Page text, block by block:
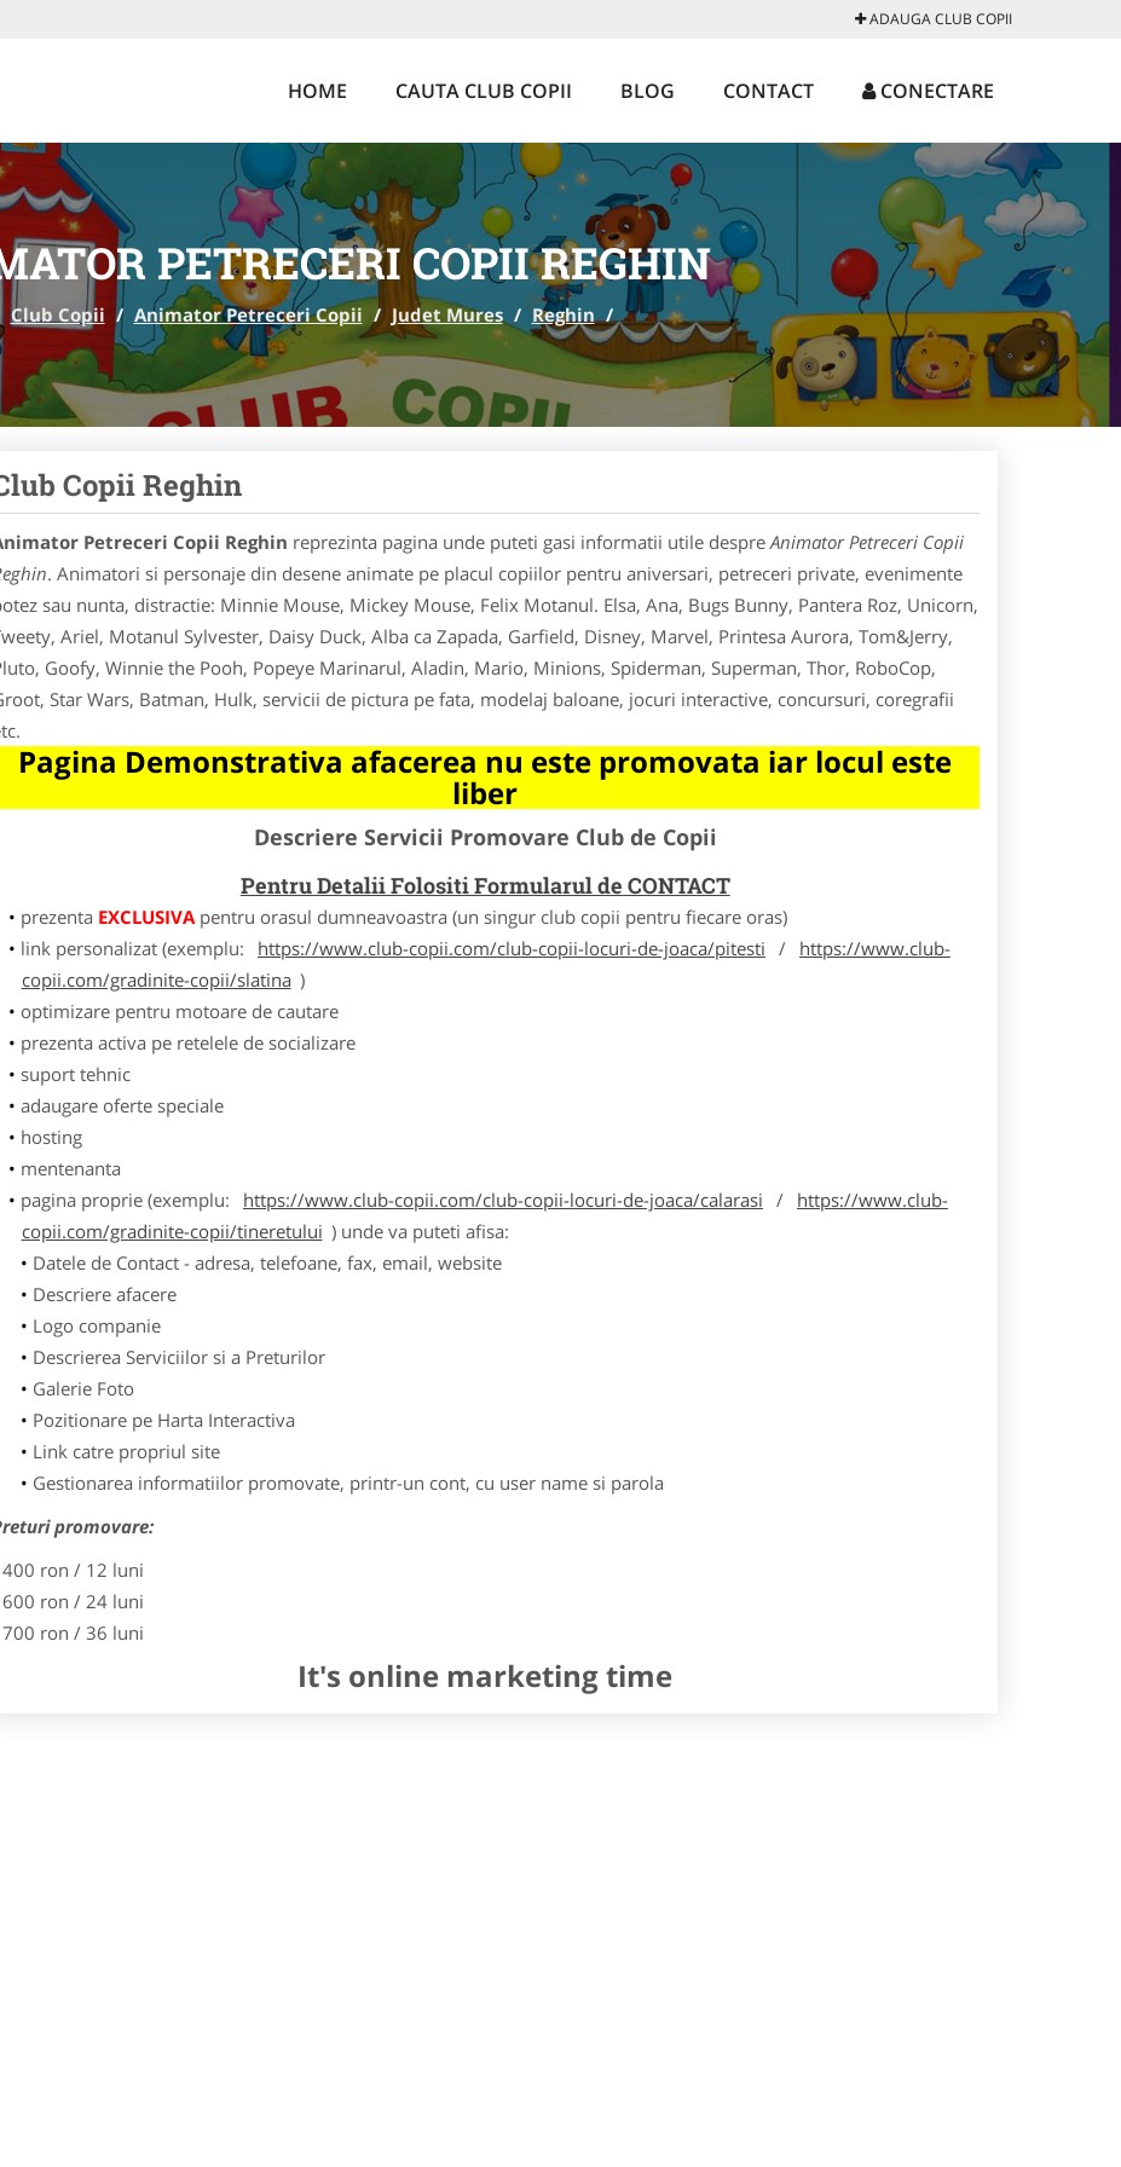
ADAUGA CLUB COPII
HOME CAUTA CLUB COPII BLOG CONTACT CONECTARE
PETRECERI COPII REGHIN
Club Copii / Animator Petreceri Copii / Judet Mures / Reghin /
Copii Reghin
Petreceri Copii Reghin reprezinta pagina unde puteti gasi informatii utile despreAnimator Petreceri Copii
. Animatori si personaje din desene animate pe placul copiilor pentru aniversari, petreceri private, evenimente
sau nunta, distractie: Minnie Mouse, Mickey Mouse, Felix Motanul. Elsa, Ana, Bugs Bunny, Pantera Roz, Unicorn,
Ariel, Motanul Sylvester, Daisy Duck, Alba ca Zapada, Garfield, Disney, Marvel, Printesa Aurora, Tom&Jerry,
Goofy, Winnie the Pooh, Popeye Marinarul, Aladin, Mario, Minions, Spiderman, Superman, Thor, RoboCop,
Star Wars, Batman, Hulk, servicii de pictura pe fata, modelaj baloane, jocuri interactive, concursuri, coregrafii
Pagina Demonstrativa afacerea nu este promovata iar locul este
liber
Descriere Servicii Promovare Club de Copii
Pentru Detalii Folositi Formularul de CONTACT
prezenta EXCLUSIVApentru orasul dumneavoastra (un singur club copii pentru fiecare oras)
link personalizat (exemplu:
https://www.club-copii.com/club-copii-locuri-de-joaca/pitesti / https://www.club-
copii.com/gradinite-copii/slatina )
optimizare pentru motoare de cautare
prezenta activa pe retelele de socializare
suport tehnic
adaugare oferte speciale
hosting
mentenanta
pagina proprie (exemplu:
https://www.club-copii.com/club-copii-locuri-de-joaca/calarasi / https://www.club-
copii.com/gradinite-copii/tineretului ) unde va puteti afisa:
Datele de Contact - adresa, telefoane, fax, email, website
Descriere afacere
Logo companie
Descrierea Serviciilor si a Preturilor
Galerie Foto
Pozitionare pe Harta Interactiva
Link catre propriul site
Gestionarea informatiilor promovate, printr-un cont, cu user name si parola
promovare:
ron / 12 luni
ron / 24 luni
ron / 36 luni
It's online marketing time